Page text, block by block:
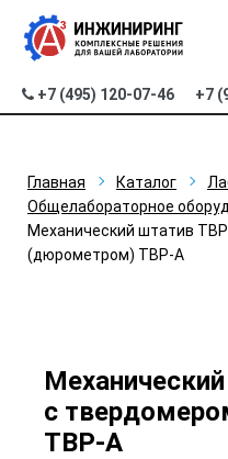
+7 (495) 120-07-46 +7
Главная Каталог
Общелабораторное
Механический штатив
(дюрометром) ТВР-A
с
ТВР-A